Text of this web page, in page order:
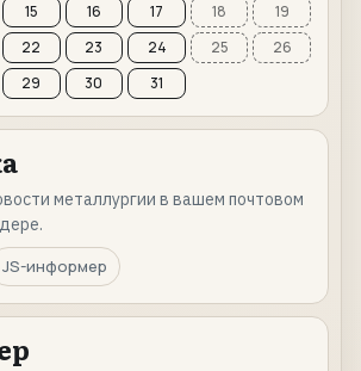
15 16 17 18
19
22 23 24 25
26
29 30 31
металлургии в вашем почтовом
JS-информер